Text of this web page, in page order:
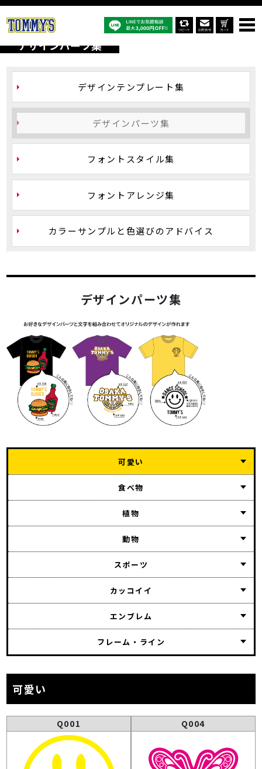
デザインパーツ集
デザインテンプレート集
デザインパーツ集
フォント スタイル集
フォント アレンジ集
カラーサンプルと色選びのアドバイス
デザインパーツ集
可愛い
食べ物
植物
動物
スポーツ
カッコイイ
エンブレム
フレーム・ライン
可愛い
Q001 Q004